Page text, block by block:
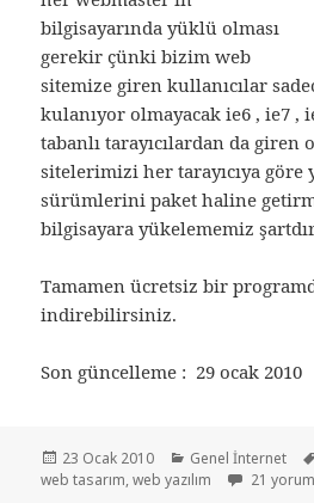
bilgisayarında yüklü olması
gerekir çünki bizim web
sitemize giren kullanıcılar
kulanıyor olmayacak ie6 , ie7 ,
tabanlı tarayıcılardan da giren
sitelerimizi her tarayıcıya göre
sürümlerini paket haline
bilgisayara yükelememiz
Tamamen ücretsiz bir
indirebilirsiniz.
Son güncelleme : 29 ocak 2010
Yayın
tarihi
23 Ocak 2010 Kategoriler
Genel İnternet
web tasarım,web yazılım Web
21 yorum